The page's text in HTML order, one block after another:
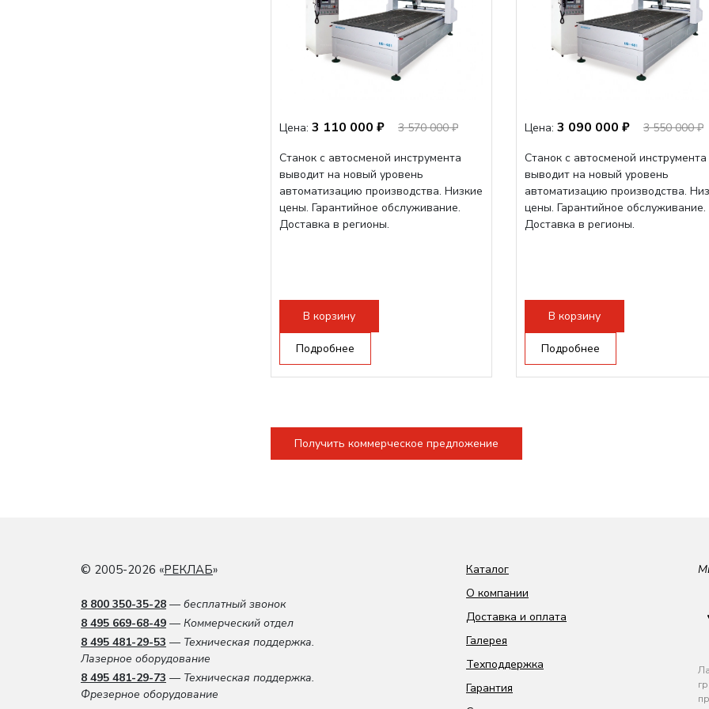
Цена: 3 110 000 ₽
3 570 000 ₽
Станок с автосменой инструмента
выводит на новый уровень
автоматизацию производства. Низкие
цены. Гарантийное обслуживание.
Доставка в регионы.
В корзину
Подробнее
Цена: 3 090 000 ₽
3 550 000 ₽
Станок с автосменой инструмента
выводит на новый уровень
автоматизацию производства.
цены. Гарантийное обслуживание.
Доставка в регионы.
В корзину
Подробнее
Получить коммерческое предложение
© 2005-2026 «РЕКЛАБ»
8 800 350-35-28 — бесплатный звонок
8 495 669-68-49 — Коммерческий отдел
8 495 481-29-53 — Техническая поддержка.
Лазерное оборудование
8 495 481-29-73 — Техническая поддержка.
Фрезерное оборудование
Каталог
О компании
Доставка и оплата
Галерея
Техподдержка
Гарантия